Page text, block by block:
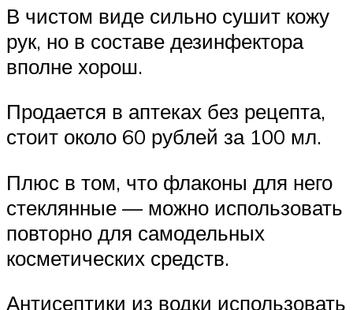
В чистом виде сильно сушит кожу
рук, но в составе дезинфектора
вполне хорош.
Продается в аптеках без рецепта,
стоит около 60 рублей за 100 мл.
Плюс в том, что флаконы для него
стеклянные — можно использовать
повторно для самодельных
косметических средств.
Антисептики из водки использовать